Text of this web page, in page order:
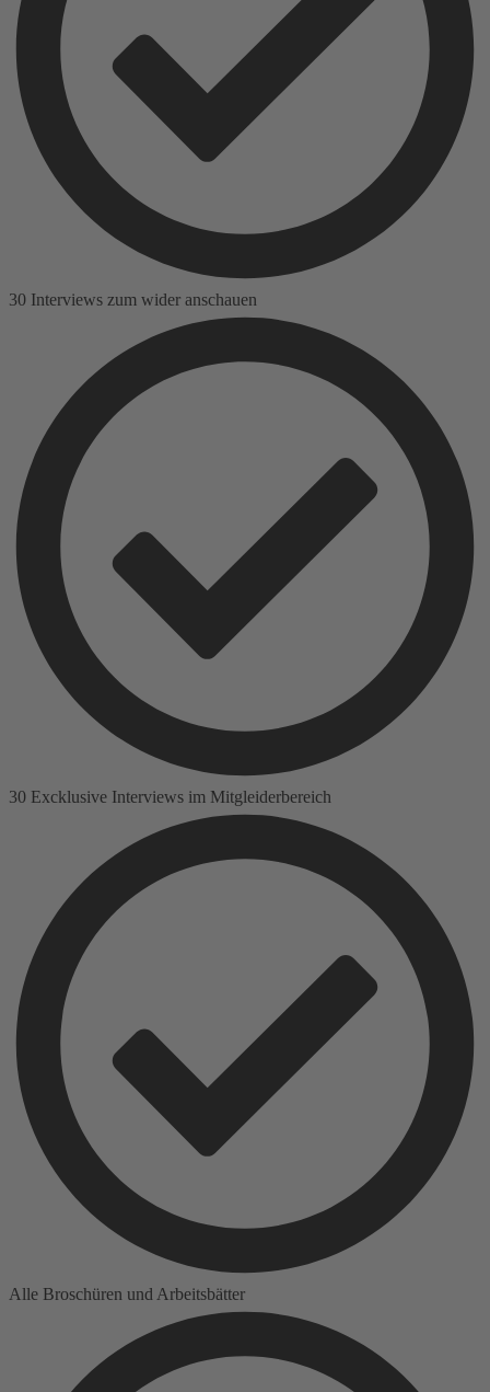
30 Interviews zum wider anschauen
30 Excklusive Interviews im Mitgleiderbereich
Alle Broschüren und Arbeitsbätter